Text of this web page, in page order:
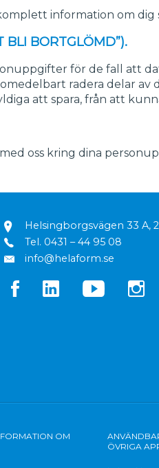
information om dig
BLI BORTGLÖMD”).
för de fall att
radera delar
att spara, från att
oss kring dina
Helsingborgsvägen 33 A,
Tel. 0431 – 44 95 08
info@helaform.se
OM
ÖVRIGA